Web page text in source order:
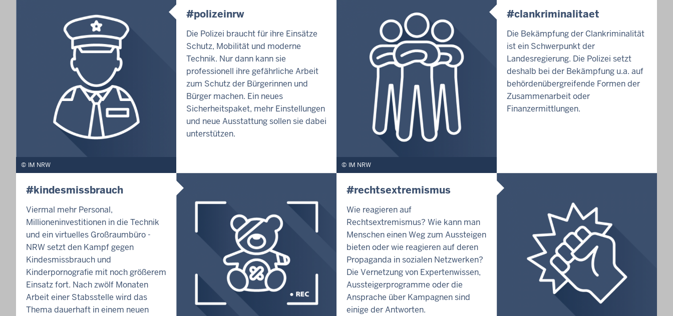
IM NRW
#polizeinrw
Die Polizei braucht für ihre Einsätze
Schutz, Mobilität und moderne
Technik. Nur dann kann sie
professionell ihre gefährliche Arbeit
zum Schutz der Bürgerinnen und
Bürger machen. Ein neues
Sicherheitspaket, mehr Einstellungen
und neue Ausstattung sollen sie dabei
unterstützen.
IM NRW
#clankriminalitaet
Die Bekämpfung der Clankriminalität
ist ein Schwerpunkt der
Landesregierung. Die Polizei setzt
deshalb bei der Bekämpfung u.a. auf
behördenübergreifende Formen der
Zusammenarbeit oder
Finanzermittlungen.
#kindesmissbrauch
Viermal mehr Personal,
Millioneninvestitionen in die Technik
und ein virtuelles Großraumbüro -
NRW setzt den Kampf gegen
Kindesmissbrauch und
Kinderpornografie mit noch größerem
Einsatz fort. Nach zwölf Monaten
Arbeit einer Stabsstelle wird das
Thema dauerhaft in einem neuen
#rechtsextremismus
Wie reagieren auf
Rechtsextremismus? Wie kann man
Menschen einen Weg zum Aussteigen
bieten oder wie reagieren auf deren
Propaganda in sozialen Netzwerken?
Die Vernetzung von Expertenwissen,
Aussteigerprogramme oder die
Ansprache über Kampagnen sind
einige der Antworten.